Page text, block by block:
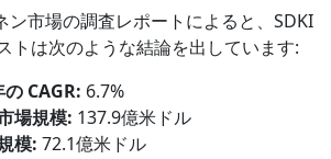
ン市場の調査レポートによると、SDKI
トは次のような結論を出しています:
CAGR: 6.7%
場規模: 137.9億米ドル
模: 72.1億米ドル